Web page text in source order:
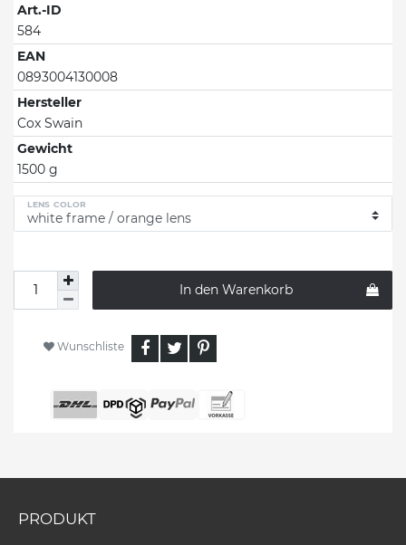
Art.-ID
584
EAN
0893004130008
Hersteller
Cox Swain
Gewicht
1500 g
LENS COLOR
In den Warenkorb
Wunschliste
PRODUKT